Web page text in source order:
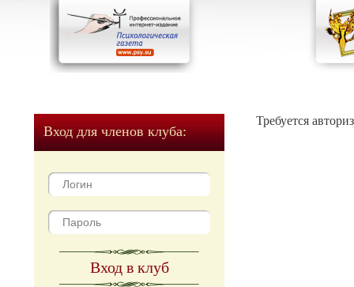
Вход для членов клуба:
Вход в клуб
Требуется